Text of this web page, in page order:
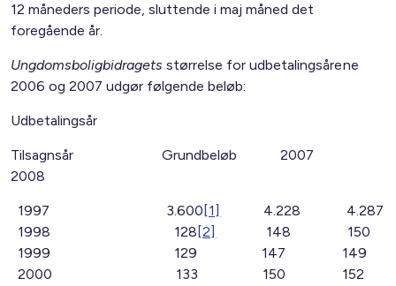
12 måneders periode, sluttende i maj måned det
foregående år.
Ungdomsboligbidragets størrelse for udbetalingsårene
2006 og 2007 udgør følgende beløb:
Udbetalingsår
Tilsagnsår Grundbeløb 2007
2008
1997 3.600 [1]
4.228 4.287
1998 128 [2]
148 150
1999 129 147 149
2000 133 150 152